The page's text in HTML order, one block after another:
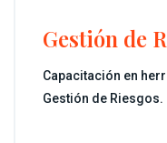
Gestión de
Capacitación en
Gestión de Riesgos.